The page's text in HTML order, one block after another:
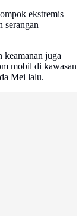
ekstremis
serangan
keamanan juga
mobil di kawasan
Mei lalu.